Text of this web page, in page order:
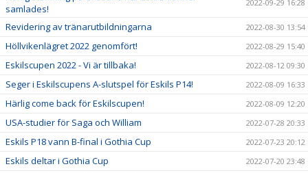
samlades!
2022-09-29 16:28
Revidering av tränarutbildningarna 2022-08-30 13:54
Höllvikenlägret 2022 genomfört! 2022-08-29 15:40
Eskilscupen 2022 - Vi är tillbaka! 2022-08-12 09:30
Seger i Eskilscupens A-slutspel för Eskils P14! 2022-08-09 16:33
Härlig come back för Eskilscupen! 2022-08-09 12:20
USA-studier för Saga och William 2022-07-28 20:33
Eskils P18 vann B-final i Gothia Cup 2022-07-23 20:12
Eskils deltar i Gothia Cup 2022-07-20 23:48